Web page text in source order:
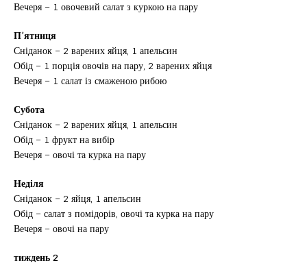
Вечеря – 1 овочевий салат з куркою на пару
П’ятниця
Сніданок – 2 варених яйця, 1 апельсин
Обід – 1 порція овочів на пару, 2 варених яйця
Вечеря – 1 салат із смаженою рибою
Субота
Сніданок – 2 варених яйця, 1 апельсин
Обід – 1 фрукт на вибір
Вечеря – овочі та курка на пару
Неділя
Сніданок – 2 яйця, 1 апельсин
Обід – салат з помідорів, овочі та курка на пару
Вечеря – овочі на пару
тиждень 2